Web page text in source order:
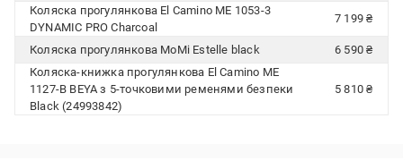
Коляска прогулянкова El Camino ME 1053-3
DYNAMIC PRO Charcoal
7 199 ₴
Коляска прогулянкова MoMi Estelle black
6 590 ₴
Коляска-книжка прогулянкова El Camino ME
1127-B BEYA з 5-точковими ременями безпеки
Black (24993842)
5 810 ₴